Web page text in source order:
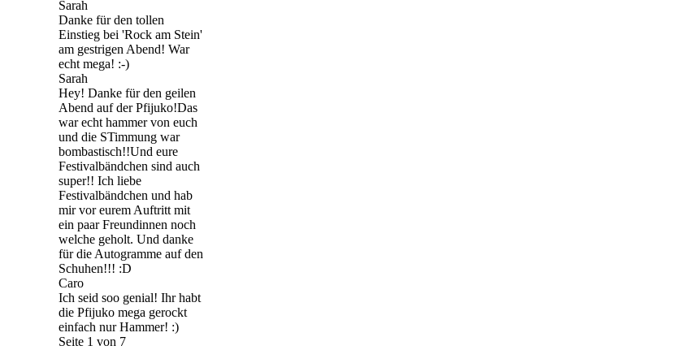
Sarah
Danke für den tollen
Einstieg bei 'Rock am Stein'
am gestrigen Abend! War
echt mega! :-)
Sarah
Hey! Danke für den geilen
Abend auf der Pfijuko!Das
war echt hammer von euch
und die STimmung war
bombastisch!!Und eure
Festivalbändchen sind auch
super!! Ich liebe
Festivalbändchen und hab
mir vor eurem Auftritt mit
ein paar Freundinnen noch
welche geholt. Und danke
für die Autogramme auf den
Schuhen!!! :D
Caro
Ich seid soo genial! Ihr habt
die Pfijuko mega gerockt
einfach nur Hammer! :)
Seite 1 von 7